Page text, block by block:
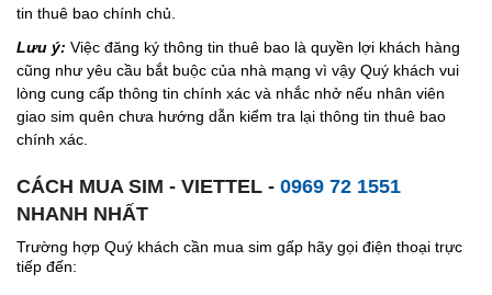
tin thuê bao chính chủ.
Lưu ý: Việc đăng ký thông tin thuê bao là quyền lợi khách hàng
cũng như yêu cầu bắt buộc của nhà mạng vì vậy Quý khách vui
lòng cung cấp thông tin chính xác và nhắc nhở nếu nhân viên
giao sim quên chưa hướng dẫn kiểm tra lại thông tin thuê bao
chính xác.
CÁCH MUA SIM - VIETTEL - 0969 72 1551
NHANH NHẤT
Trường hợp Quý khách cần mua sim gấp hãy gọi điện thoại trực
tiếp đến: